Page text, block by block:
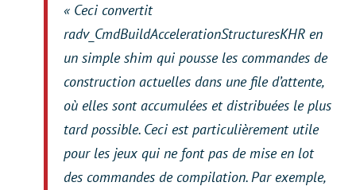
« Ceci convertit
radv_CmdBuildAccelerationStructuresKHR en
un simple shim qui pousse les commandes de
construction actuelles dans une file d’attente,
où elles sont accumulées et distribuées le plus
tard possible. Ceci est particulièrement utile
pour les jeux qui ne font pas de mise en lot
des commandes de compilation. Par exemple,